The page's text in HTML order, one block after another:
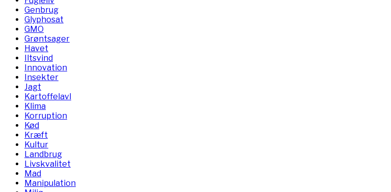
Genbrug
Glyphosat
GMO
Grøntsager
Havet
Iltsvind
Innovation
Insekter
Jagt
Kartoffelavl
Klima
Korruption
Kød
Kræft
Kultur
Landbrug
Livskvalitet
Mad
Manipulation